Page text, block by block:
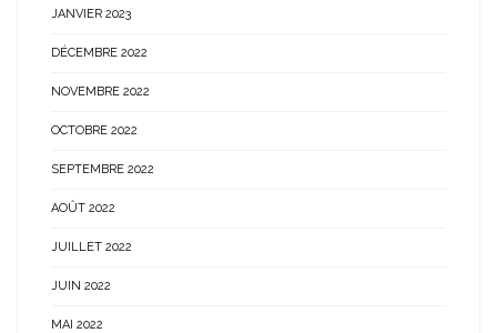
JANVIER 2023
DÉCEMBRE 2022
NOVEMBRE 2022
OCTOBRE 2022
SEPTEMBRE 2022
AOÛT 2022
JUILLET 2022
JUIN 2022
MAI 2022